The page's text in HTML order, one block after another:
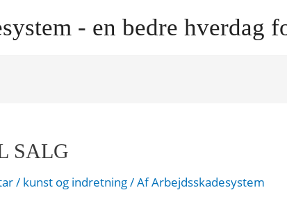
- en bedre hverdag
SALG
/ kunst og indretning/ AfArbejdsskadesystem